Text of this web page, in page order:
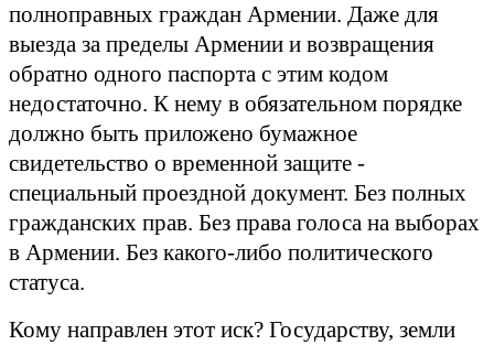
полноправных граждан Армении. Даже для
выезда за пределы Армении и возвращения
обратно одного паспорта с этим кодом
недостаточно. К нему в обязательном порядке
должно быть приложено бумажное
свидетельство о временной защите -
специальный проездной документ. Без полных
гражданских прав. Без права голоса на выборах
в Армении. Без какого-либо политического
статуса.
Кому направлен этот иск? Государству, земли